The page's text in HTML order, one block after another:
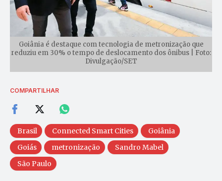
Goiânia é destaque com tecnologia de metronização que
reduziu em 30% o tempo de deslocamento dos ônibus | Foto:
Divulgação/SET
COMPARTILHAR
Brasil Connected Smart Cities
Goiânia
Goiás
metronização
Sandro Mabel
São Paulo